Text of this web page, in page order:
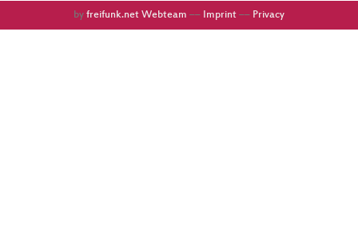
by freifunk.net Webteam –– Imprint –– Privacy